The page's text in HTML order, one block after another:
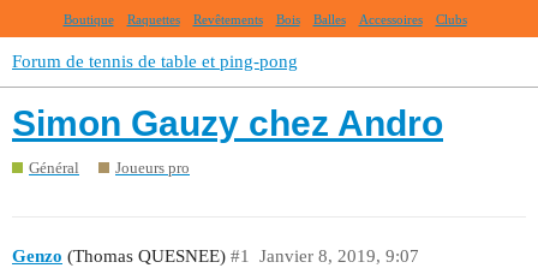
Boutique Raquettes Revêtements Bois Balles Accessoires Clubs
Forum de tennis de table et ping-pong
Simon Gauzy chez Andro
Général Joueurs pro
Genzo (Thomas QUESNEE) Janvier 8, 2019, 9:07
#1